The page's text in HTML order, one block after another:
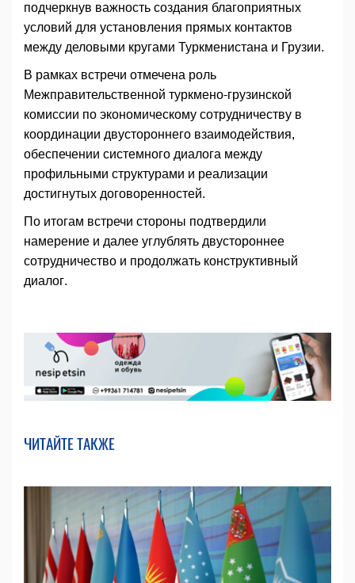
подчеркнув важность создания благоприятных
условий для установления прямых контактов
между деловыми кругами Туркменистана и Грузии.
В рамках встречи отмечена роль
Межправительственной туркмено-грузинской
комиссии по экономическому сотрудничеству в
координации двустороннего взаимодействия,
обеспечении системного диалога между
профильными структурами и реализации
достигнутых договоренностей.
По итогам встречи стороны подтвердили
намерение и далее углублять двустороннее
сотрудничество и продолжать конструктивный
диалог.
ЧИТАЙТЕ ТАКЖЕ